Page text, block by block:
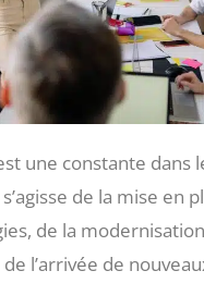
une constante dans
de la mise en
de la
l’arrivée de